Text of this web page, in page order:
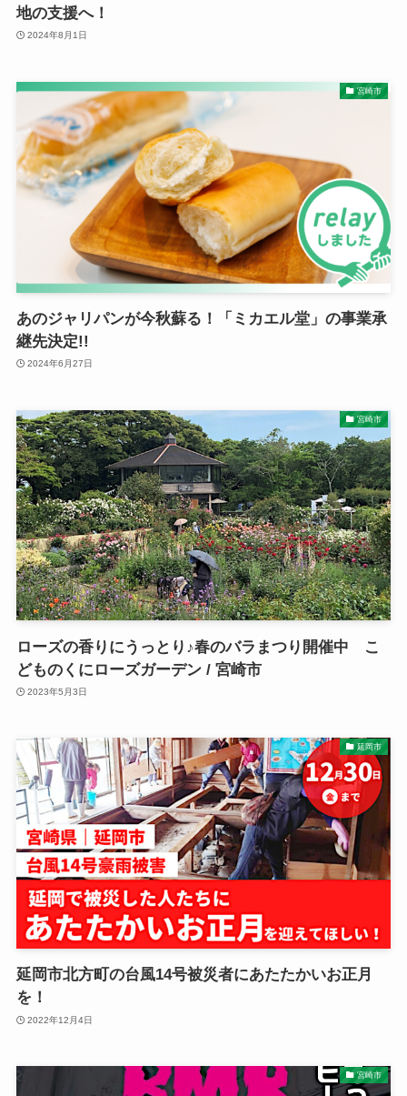
地の支援へ！
2024年8月1日
宮崎市
あのジャリパンが今秋蘇る！「ミカエル堂」の事業承
継先決定!!
2024年6月27日
宮崎市
ローズの香りにうっとり♪春のバラまつり開催中 こ
どものくにローズガーデン / 宮崎市
2023年5月3日
延岡市
延岡市北方町の台風14号被災者にあたたかいお正月
を！
2022年12月4日
宮崎市